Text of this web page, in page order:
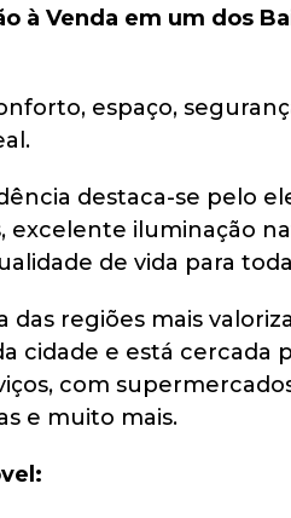
à Venda em um dos
espaço,
destaca-se pelo
excelente iluminação
de vida para
das regiões mais
cidade e está
com
e muito mais.